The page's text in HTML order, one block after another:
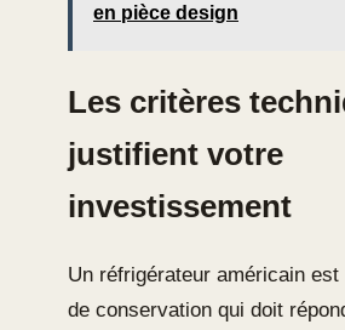
en pièce design
Les critères
justifient votre
investissement
Un réfrigérateur américain est
de conservation qui doit